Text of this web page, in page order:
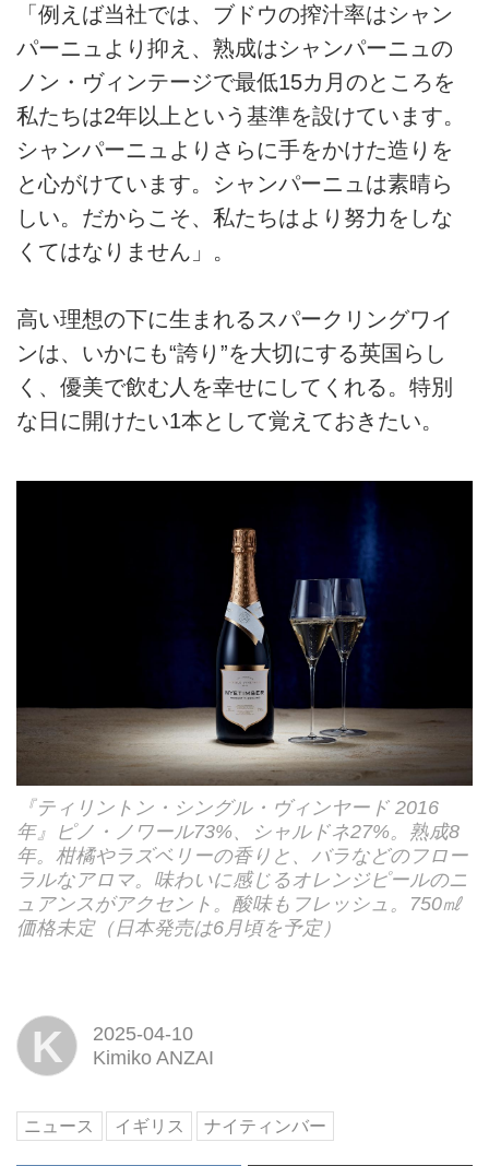
「例えば当社では、ブドウの搾汁率はシャン
パーニュより抑え、熟成はシャンパーニュの
ノン・ヴィンテージで最低15カ月のところを
私たちは2年以上という基準を設けています。
シャンパーニュよりさらに手をかけた造りを
と心がけています。シャンパーニュは素晴ら
しい。だからこそ、私たちはより努力をしな
くてはなりません」。
高い理想の下に生まれるスパークリングワイ
ンは、いかにも“誇り”を大切にする英国らし
く、優美で飲む人を幸せにしてくれる。特別
な日に開けたい1本として覚えておきたい。
『ティリントン・シングル・ヴィンヤード 2016
年』ピノ・ノワール73%、シャルドネ27%。熟成8
年。柑橘やラズベリーの香りと、バラなどのフロー
ラルなアロマ。味わいに感じるオレンジピールのニ
ュアンスがアクセント。酸味もフレッシュ。750㎖
価格未定（日本発売は6月頃を予定）
K
2025-04-10
Kimiko ANZAI
ニュース イギリス ナイティンバー